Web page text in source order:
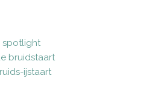
spotlight
bruidstaart
ijstaart